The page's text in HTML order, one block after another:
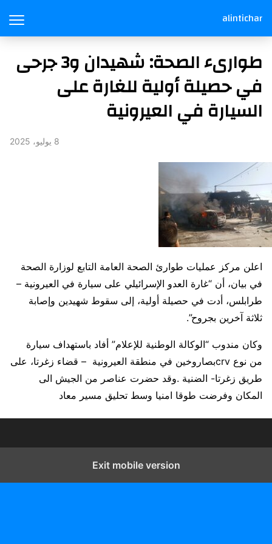
alintichar
طوارىء الصحة: شهيدان و3 جرحى
في حصيلة أولية للغارة على
السيارة في العيرونية
8 يوليو، 2025
اعلن مركز عمليات طوارئ الصحة العامة التابع لوزارة الصحة
في بيان، أن “غارة العدو الإسرائيلي على سيارة في العيرونية –
طرابلس، أدت في حصيلة أولية، إلى سقوط شهيدين وإصابة
ثلاثة آخرين بجروح”.
وكان مندوب “الوكالة الوطنية للإعلام” أفاد باستهداف سيارة
من نوع crvبصاروخين في منطقة العيرونية – قضاء زغرتا، على
طريق زغرتا- الضنية .وقد حضرت عناصر من الجيش الى
المكان وفرضت طوقا امنيا وسط تحليق مسير معاد
Exit mobile version